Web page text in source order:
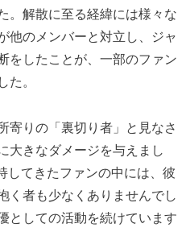
。解散に至る経緯には様々な
他のメンバーと対立し、ジャ
をしたことが、一部のファン
た。
寄りの「裏切り者」と見なさ
大きなダメージを与えまし
してきたファンの中には、彼
く者も少なくありませんでし
としての活動を続けています